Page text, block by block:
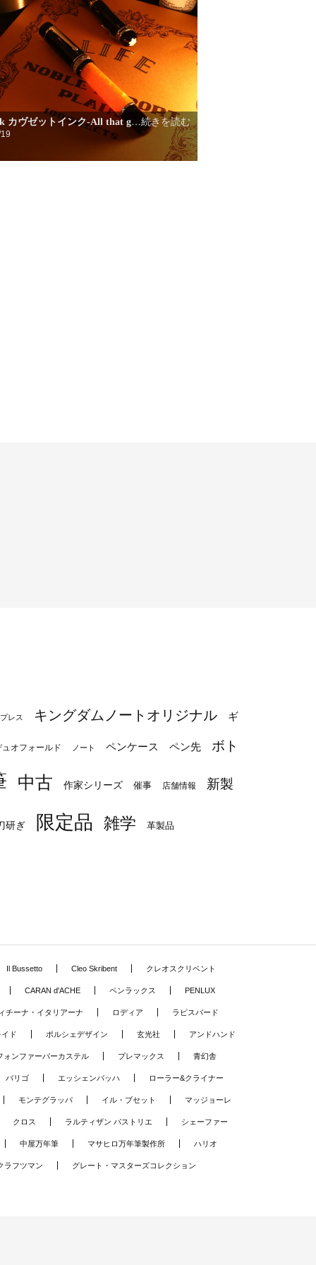
カヴゼットインク-All that g…続きを読む
レス キングダムノートオリジナル ギ
ュオフォールド ノート ペンケース ペン先 ボト
中古 作家シリーズ 催事 店舗情報 新製
研ぎ 限定品 雑学 革製品
Il Bussetto Cleo Skribent クレオスクリベント
CARAN d'ACHE ペンラックス PENLUX
チーナ・イタリアーナ ロディア ラピスバード
ド ポルシェデザイン 玄光社 アンドハンド
ォンファーバーカステル プレマックス 青幻舎
バリゴ エッシェンバッハ ローラー&クライナー
モンテグラッパ イル・ブセット マッジョーレ
クロス ラルティザン パストリエ シェーファー
中屋万年筆 マサヒロ万年筆製作所 ハリオ
ラフツマン グレート・マスターズコレクション